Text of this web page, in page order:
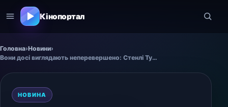
Кінопортал
Головна›Новини›
Вони досі виглядають неперевершено: Стенлі Туччі та Меріл Стріп на зйомках фільму «Диявол носить Prada 2».
НОВИНА